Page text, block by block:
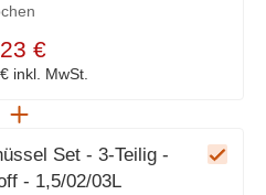
€
inkl. MwSt.
Set - 3-Teilig -
- 1,5/02/03L